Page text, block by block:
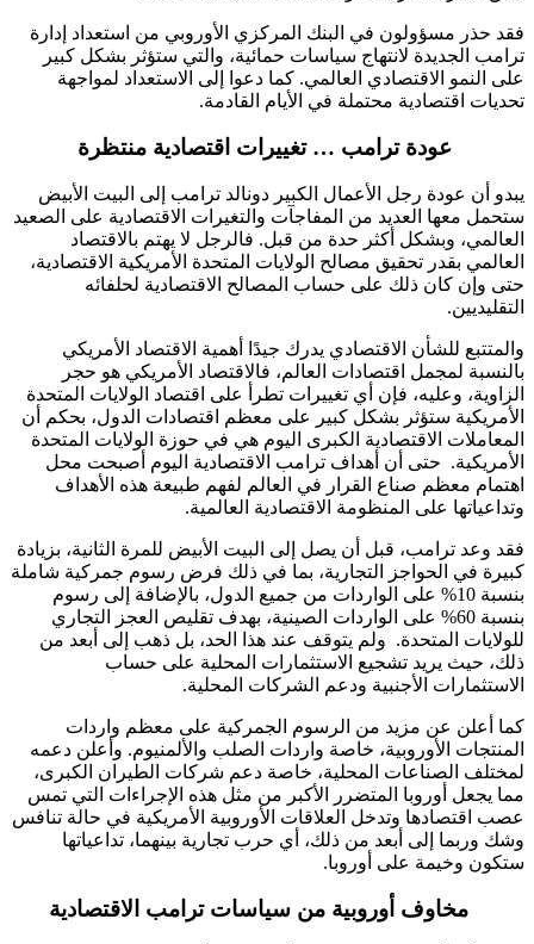
فقد حذر مسؤولون في البنك المركزي الأوروبي من استعداد إدارة
ترامب الجديدة لانتهاج سياسات حمائية، والتي ستؤثر بشكل كبير
على النمو الاقتصادي العالمي. كما دعوا إلى الاستعداد لمواجهة
تحديات اقتصادية محتملة في الأيام القادمة.
عودة ترامب … تغييرات اقتصادية منتظرة
يبدو أن عودة رجل الأعمال الكبير دونالد ترامب إلى البيت الأبيض
ستحمل معها العديد من المفاجآت والتغيرات الاقتصادية على الصعيد
العالمي، وبشكل أكثر حدة من قبل. فالرجل لا يهتم بالاقتصاد
العالمي بقدر تحقيق مصالح الولايات المتحدة الأمريكية الاقتصادية،
حتى وإن كان ذلك على حساب المصالح الاقتصادية لحلفائه
التقليديين.
والمتتبع للشأن الاقتصادي يدرك جيدًا أهمية الاقتصاد الأمريكي
بالنسبة لمجمل اقتصادات العالم، فالاقتصاد الأمريكي هو حجر
الزاوية، وعليه، فإن أي تغييرات تطرأ على اقتصاد الولايات المتحدة
الأمريكية ستؤثر بشكل كبير على معظم اقتصادات الدول، بحكم أن
المعاملات الاقتصادية الكبرى اليوم هي في حوزة الولايات المتحدة
الأمريكية. حتى أن أهداف ترامب الاقتصادية اليوم أصبحت محل
اهتمام معظم صناع القرار في العالم لفهم طبيعة هذه الأهداف
وتداعياتها على المنظومة الاقتصادية العالمية.
فقد وعد ترامب، قبل أن يصل إلى البيت الأبيض للمرة الثانية، بزيادة
كبيرة في الحواجز التجارية، بما في ذلك فرض رسوم جمركية شاملة
بنسبة 10% على الواردات من جميع الدول، بالإضافة إلى رسوم
بنسبة 60% على الواردات الصينية، بهدف تقليص العجز التجاري
للولايات المتحدة. ولم يتوقف عند هذا الحد، بل ذهب إلى أبعد من
ذلك، حيث يريد تشجيع الاستثمارات المحلية على حساب
الاستثمارات الأجنبية ودعم الشركات المحلية.
كما أعلن عن مزيد من الرسوم الجمركية على معظم واردات
المنتجات الأوروبية، خاصة واردات الصلب والألمنيوم. وأعلن دعمه
لمختلف الصناعات المحلية، خاصة دعم شركات الطيران الكبرى،
مما يجعل أوروبا المتضرر الأكبر من مثل هذه الإجراءات التي تمس
عصب اقتصادها وتدخل العلاقات الأوروبية الأمريكية في حالة تنافس
وشك وربما إلى أبعد من ذلك، أي حرب تجارية بينهما، تداعياتها
ستكون وخيمة على أوروبا.
مخاوف أوروبية من سياسات ترامب الاقتصادية